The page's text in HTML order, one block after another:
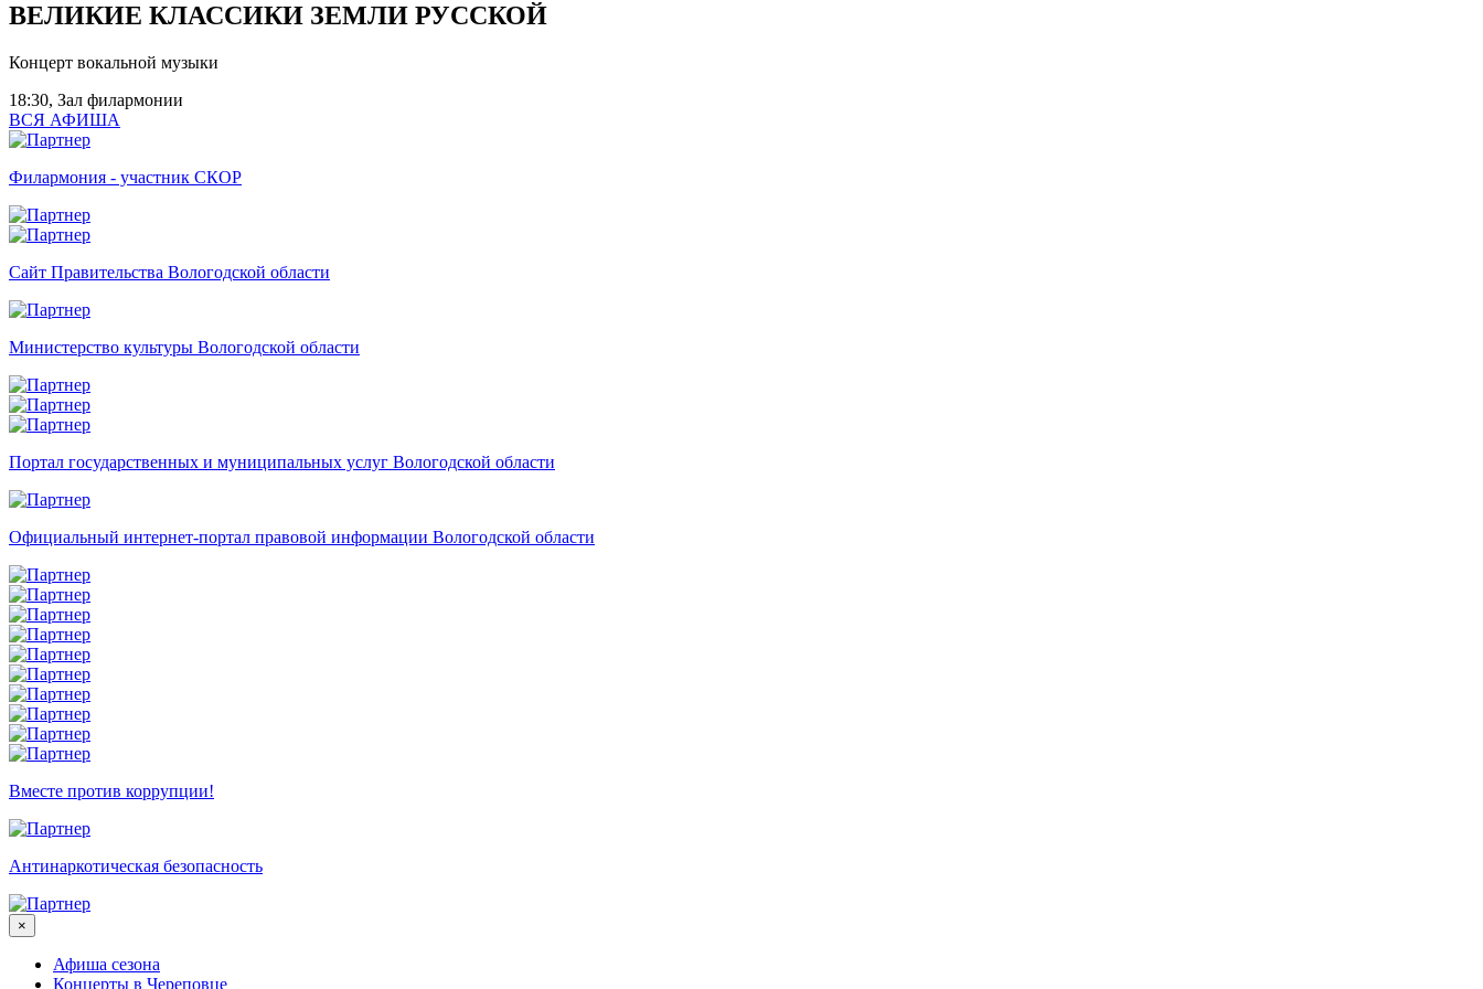
ВЕЛИКИЕ КЛАССИКИ ЗЕМЛИ РУССКОЙ
Концерт вокальной музыки
18:30, Зал филармонии
ВСЯ АФИША
Филармония - участник СКОР
Сайт Правительства Вологодской области
Министерство культуры Вологодской области
Портал государственных и муниципальных услуг Вологодской области
Официальный интернет-портал правовой информации Вологодской области
Вместе против коррупции!
Антинаркотическая безопасность
×
Афиша сезона
Концерты в Череповце